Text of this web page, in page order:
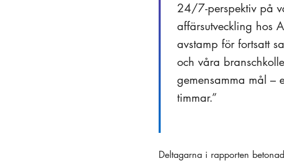
24/7-perspektiv på
affärsutveckling hos
avstamp för fortsatt
och våra
gemensamma mål –
timmar.
Deltagarna i rapporten